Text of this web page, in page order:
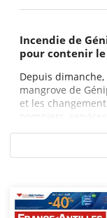
Incendie de
pour contenir
Depuis
mangrove de
et les